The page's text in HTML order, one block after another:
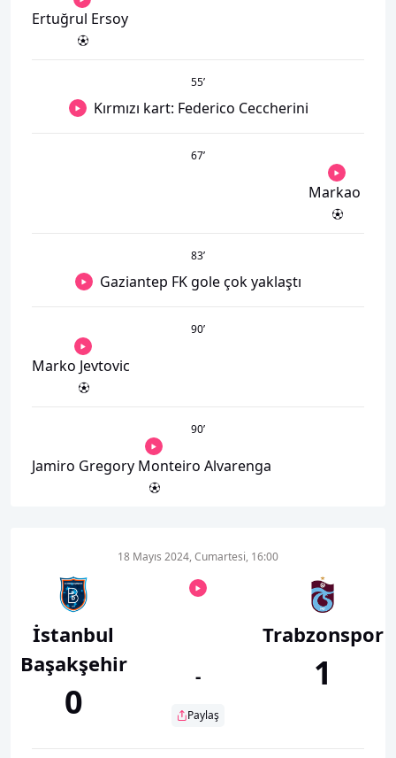
Ertuğrul Ersoy
55’
Kırmızı kart: Federico Ceccherini
67’
Markao
83’
Gaziantep FK gole çok yaklaştı
90’
Marko Jevtovic
90’
Jamiro Gregory Monteiro Alvarenga
İstanbul
Başakşehir
0
18 Mayıs 2024, Cumartesi, 16:00
-
Paylaş
Trabzonspor
1